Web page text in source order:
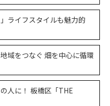
ライフスタイルも魅力的
域をつなぐ 畑を中心に循環
人に！ 板橋区「THE